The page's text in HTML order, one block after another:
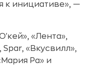
к инициативе», —
«Лента»,
«Вкусвилл»,
Ра» и